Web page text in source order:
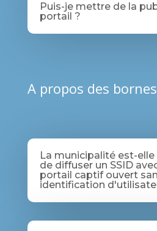
Puis-je mettre de la
portail ?
A propos des bornes
La municipalité est-
de diffuser un SSID
portail captif ouvert
identification